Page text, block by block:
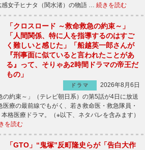
女子ヒナタ（関水渚）の物語 … 続きを読む
「クロスロード ～救命救急の約束～」
「人間関係、特に人を指導するのはすご
く難しいと感じた」「船越英一郎さんが
『刑事面に似ていると言われたことがあ
る』って、そりゃあ2時間ドラマの帝王だ
もの」
ドラマ
2026年8月6日
約束～」（テレビ朝日系）の第5話が4日に放送
療の最前線でもがく、若き救命医・救急隊員・
格医療ドラマ。（※以下、ネタバレを含みます）
を読む
「GTO」“鬼塚”反町隆史らが「告白大作